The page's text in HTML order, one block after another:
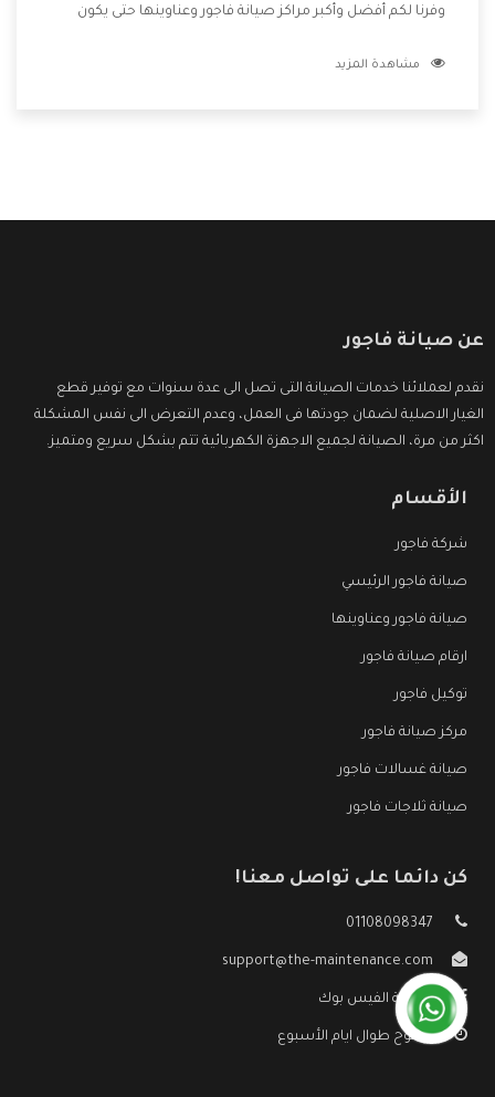
وفرنا لكم أفضل وأكبر مراكز صيانة فاجور وعناوينها حتى يكون
دون اى ازعاج كما أننا نهتم بكل ما يحتاجه المستهلك لكى نحافظ
مشاهدة المزيد
عن صيانة فاجور
نقدم لعملائنا خدمات الصيانة التى تصل الى عدة سنوات مع توفير قطع
الغيار الاصلية لضمان جودتها فى العمل، وعدم التعرض الى نفس المشكلة
اكثر من مرة، الصيانة لجميع الاجهزة الكهربائية تتم بشكل سريع ومتميز.
الأقسام
شركة فاجور
صيانة فاجور الرئيسي
صيانة فاجور وعناوينها
ارقام صيانة فاجور
توكيل فاجور
مركز صيانة فاجور
صيانة غسالات فاجور
صيانة ثلاجات فاجور
كن دائما على تواصل معنا!
01108098347
support@the-maintenance.com
صفحة الفيس بوك
مفتوح طوال ايام الأسبوع